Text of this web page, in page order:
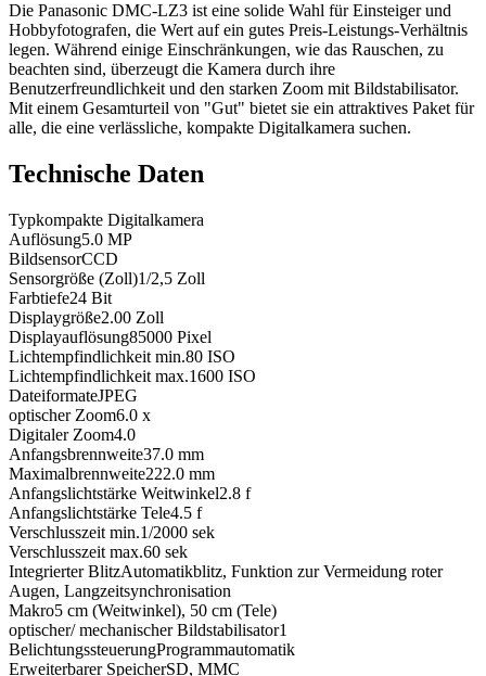
Die Panasonic DMC-LZ3 ist eine solide Wahl für Einsteiger und
Hobbyfotografen, die Wert auf ein gutes Preis-Leistungs-Verhältnis
legen. Während einige Einschränkungen, wie das Rauschen, zu
beachten sind, überzeugt die Kamera durch ihre
Benutzerfreundlichkeit und den starken Zoom mit Bildstabilisator.
Mit einem Gesamturteil von "Gut" bietet sie ein attraktives Paket für
alle, die eine verlässliche, kompakte Digitalkamera suchen.
Technische Daten
Typkompakte Digitalkamera
Auflösung5.0 MP
BildsensorCCD
Sensorgröße (Zoll)1/2,5 Zoll
Farbtiefe24 Bit
Displaygröße2.00 Zoll
Displayauflösung85000 Pixel
Lichtempfindlichkeit min.80 ISO
Lichtempfindlichkeit max.1600 ISO
DateiformateJPEG
optischer Zoom6.0 x
Digitaler Zoom4.0
Anfangsbrennweite37.0 mm
Maximalbrennweite222.0 mm
Anfangslichtstärke Weitwinkel2.8 f
Anfangslichtstärke Tele4.5 f
Verschlusszeit min.1/2000 sek
Verschlusszeit max.60 sek
Integrierter BlitzAutomatikblitz, Funktion zur Vermeidung roter
Augen, Langzeitsynchronisation
Makro5 cm (Weitwinkel), 50 cm (Tele)
optischer/ mechanischer Bildstabilisator1
BelichtungssteuerungProgrammautomatik
Erweiterbarer SpeicherSD, MMC